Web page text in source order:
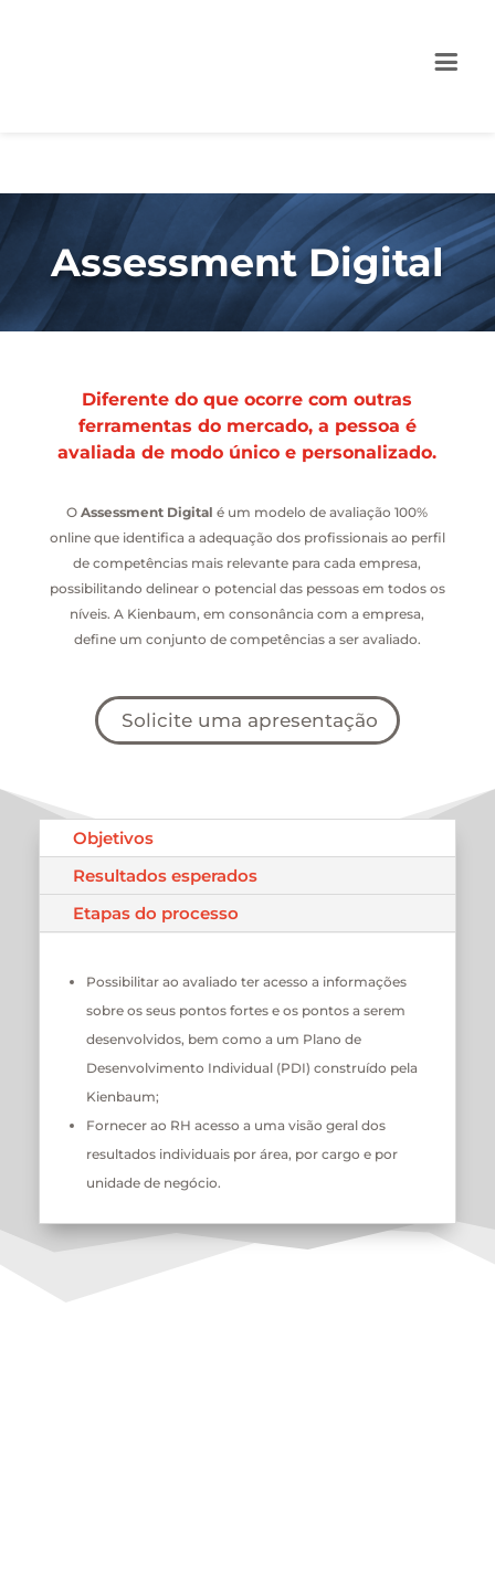
Assessment Digital
Diferente do que ocorre com outras
ferramentas do mercado, a pessoa é
avaliada de modo único e personalizado.
OAssessment Digital é um modelo de avaliação 100%
online que identifica a adequação dos profissionais ao perfil
de competências mais relevante para cada empresa,
possibilitando delinear o potencial das pessoas em todos os
níveis. A Kienbaum, em consonância com a empresa,
define um conjunto de competências a ser avaliado.
Solicite uma apresentação
Objetivos
Resultados esperados
Etapas do processo
Possibilitar ao avaliado ter acesso a informações
sobre os seus pontos fortes e os pontos a serem
desenvolvidos, bem como a um Plano de
Desenvolvimento Individual (PDI) construído pela
Kienbaum;
Fornecer ao RH acesso a uma visão geral dos
resultados individuais por área, por cargo e por
unidade de negócio.